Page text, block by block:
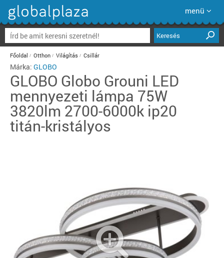
menü
Keresés
Főoldal Otthon Világítás Csillár
Márka: GLOBO
GLOBO Globo Grouni LED
mennyezeti lámpa 75W
3820lm 2700-6000k ip20
titán-kristályos